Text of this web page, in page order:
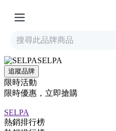
SELPA
追蹤品牌
限時活動
限時優惠，立即搶購
SELPA
熱銷排行榜